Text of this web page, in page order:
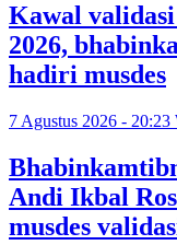
Kawal validasi
2026,
hadiri musdes
7 Agustus 2026 -
Andi Ikbal
musdes